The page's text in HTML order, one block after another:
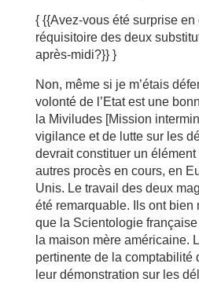
{ {{Avez-vous été surprise en
réquisitoire des deux
après-midi?}} }
Non, même si je m’étais
volonté de l’Etat est une
la Miviludes [Mission
vigilance et de lutte sur les
devrait constituer un
autres procès en cours, en
Unis. Le travail des deux
été remarquable. Ils ont bien
que la Scientologie
la maison mère américaine.
pertinente de la comptabilité
leur démonstration sur les